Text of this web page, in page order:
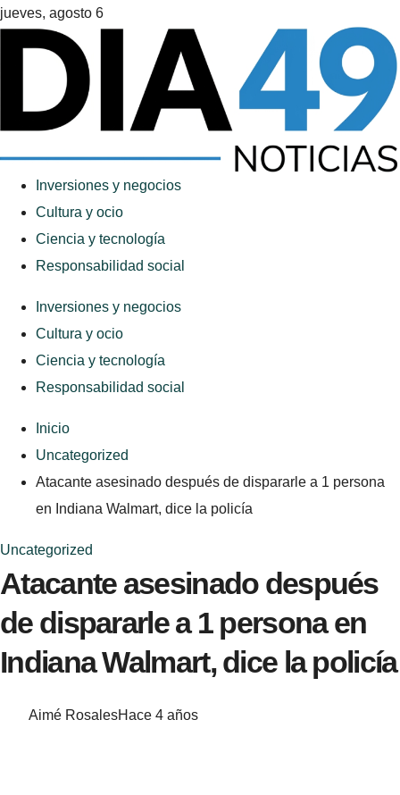
jueves, agosto 6
Inversiones y negocios
Cultura y ocio
Ciencia y tecnología
Responsabilidad social
Inversiones y negocios
Cultura y ocio
Ciencia y tecnología
Responsabilidad social
Inicio
Uncategorized
Atacante asesinado después de dispararle a 1 persona
en Indiana Walmart, dice la policía
Uncategorized
Atacante asesinado después
de dispararle a 1 persona en
Indiana Walmart, dice la policía
Aimé RosalesHace 4 años